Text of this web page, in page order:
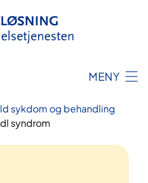
MENY
sykdom og behandling
syndrom